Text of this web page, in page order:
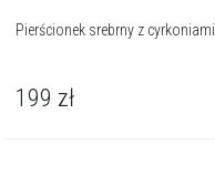
Pierścionek srebrny z cyrkoniami
199 zł